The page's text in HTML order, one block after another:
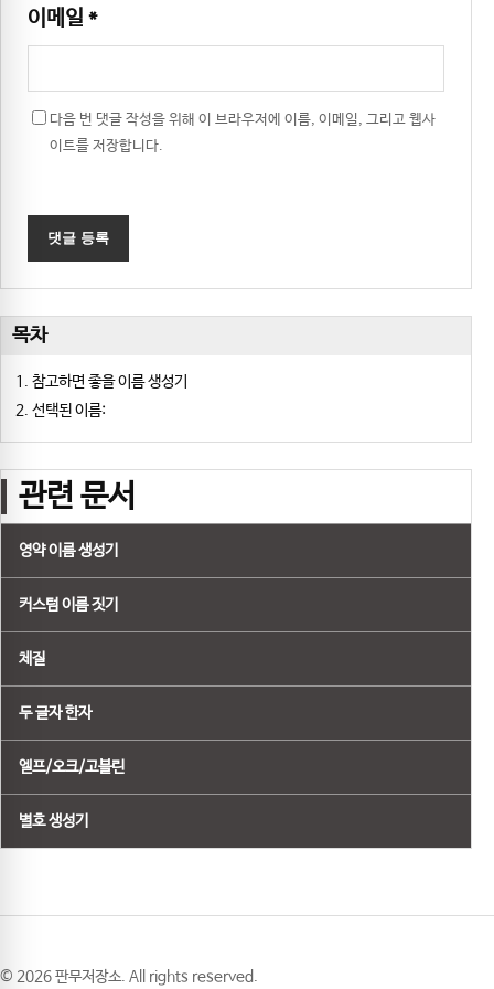
이메일 *
다음 번 댓글 작성을 위해 이 브라우저에 이름, 이메일, 그리고 웹사
이트를 저장합니다.
목차
참고하면 좋을 이름 생성기
선택된 이름:
관련 문서
영약 이름 생성기
커스텀 이름 짓기
체질
두 글자 한자
엘프/오크/고블린
별호 생성기
© 2026 판무저장소. All rights reserved.